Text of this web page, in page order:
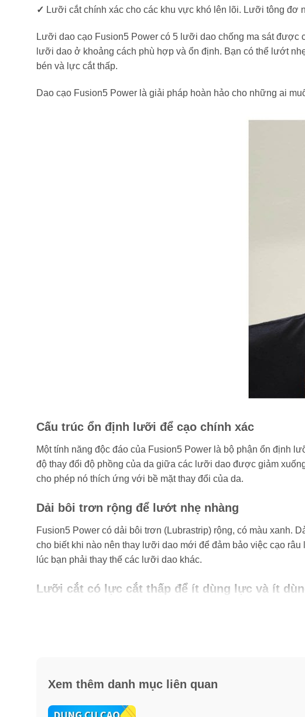
✓ Lưỡi cắt chính xác cho các khu vực khó lên lõi. Lưỡi tông đơ
Lưỡi dao cạo Fusion5 Power có 5 lưỡi dao chống ma sát
lưỡi dao ở khoảng cách phù hợp và ổn định. Bạn có thể lướt
bén và lực cắt thấp.
Dao cạo Fusion5 Power là giải pháp hoàn hảo cho những ai
Cấu trúc ổn định lưỡi để cạo chính xác
Một tính năng độc đáo của Fusion5 Power là bộ phận ổn định
độ thay đổi độ phồng của da giữa các lưỡi dao được giảm
cho phép nó thích ứng với bề mặt thay đổi của da.
Dải bôi trơn rộng để lướt nhẹ nhàng
Fusion5 Power có dải bôi trơn (Lubrastrip) rộng, có màu
cho biết khi nào nên thay lưỡi dao mới để đảm bảo việc cạo
lúc bạn phải thay thế các lưỡi dao khác.
Lưỡi cắt có lực cắt thấp để ít dùng lực và ít
Dao cạo Fusion5 Power có 5 lưỡi dao có lực cắt thấp với các
được cắt ra mà không có chút kháng cự nào với lưỡi dao. Các
Lưỡi dao này cho phép bạn dễ dàng tiếp cận các khu vực khó
tạo kiểu các đường nét chính xác: nó thuận tiện cho việc định
Xem thêm danh mục liên quan